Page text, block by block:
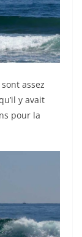
assez
y avait
pour la